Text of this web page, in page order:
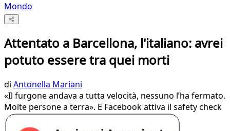
Mondo
Attentato a Barcellona, l'italiano: avrei
potuto essere tra quei morti
di Antonella Mariani
«Il furgone andava a tutta velocità, nessuno l’ha fermato.
Molte persone a terra». E Facebook attiva il safety check